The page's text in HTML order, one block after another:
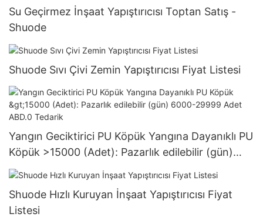
Su Geçirmez İnşaat Yapıştırıcısı Toptan Satış -
Shuode
Shuode Sıvı Çivi Zemin Yapıştırıcısı Fiyat Listesi
Yangın Geciktirici PU Köpük Yangına Dayanıklı PU
Köpük >15000 (Adet): Pazarlık edilebilir (gün)
6000-29999 Adet ABD.0 Tedarik
Shuode Hızlı Kuruyan İnşaat Yapıştırıcısı Fiyat
Listesi